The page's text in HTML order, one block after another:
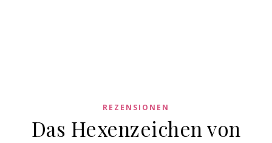
REZENSIONEN
Das Hexenzeichen von